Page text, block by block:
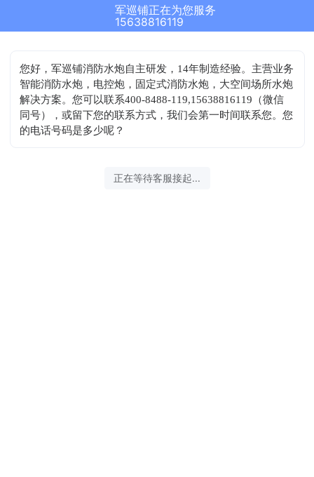
军巡铺正在为您服务
15638816119
您好，军巡铺消防水炮自主研发，14年制造经验。主营业务
智能消防水炮，电控炮，固定式消防水炮，大空间场所水炮
解决方案。您可以联系400-8488-119,15638816119（微信
同号），或留下您的联系方式，我们会第一时间联系您。您
的电话号码是多少呢？
正在等待客服接起...